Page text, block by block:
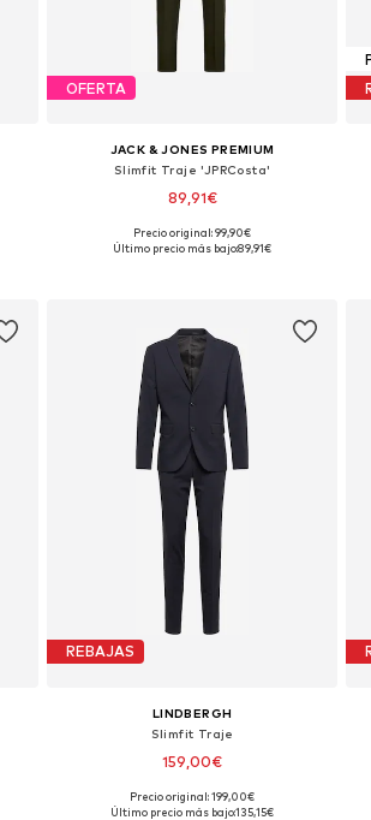
OFERTA
JACK & JONES PREMIUM
Slimfit Traje 'JPRCosta'
89,91€
+6
Tallas disponibles: 46, 48, 50, 52
Precio original: 99,90€
Último precio más bajo:89,91€
REBAJAS
LINDBERGH
Slimfit Traje
159,00€
+3
Disponible en muchas tallas
Precio original: 199,00€
Último precio más bajo:135,15€